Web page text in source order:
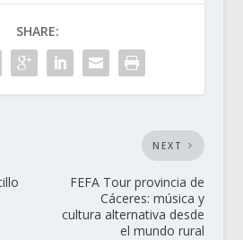
SHARE:
NEXT
FEFA Tour provincia de
Cáceres: música y
cultura alternativa desde
el mundo rural